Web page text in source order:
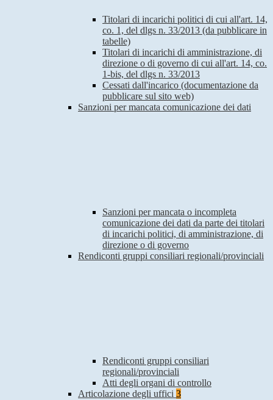
Titolari di incarichi politici di cui all'art. 14,
co. 1, del dlgs n. 33/2013 (da pubblicare in
tabelle)
Titolari di incarichi di amministrazione, di
direzione o di governo di cui all'art. 14, co.
1-bis, del dlgs n. 33/2013
Cessati dall'incarico (documentazione da
pubblicare sul sito web)
Sanzioni per mancata comunicazione dei dati
Sanzioni per mancata o incompleta
comunicazione dei dati da parte dei titolari
di incarichi politici, di amministrazione, di
direzione o di governo
Rendiconti gruppi consiliari regionali/provinciali
Rendiconti gruppi consiliari
regionali/provinciali
Atti degli organi di controllo
Articolazione degli uffici 3